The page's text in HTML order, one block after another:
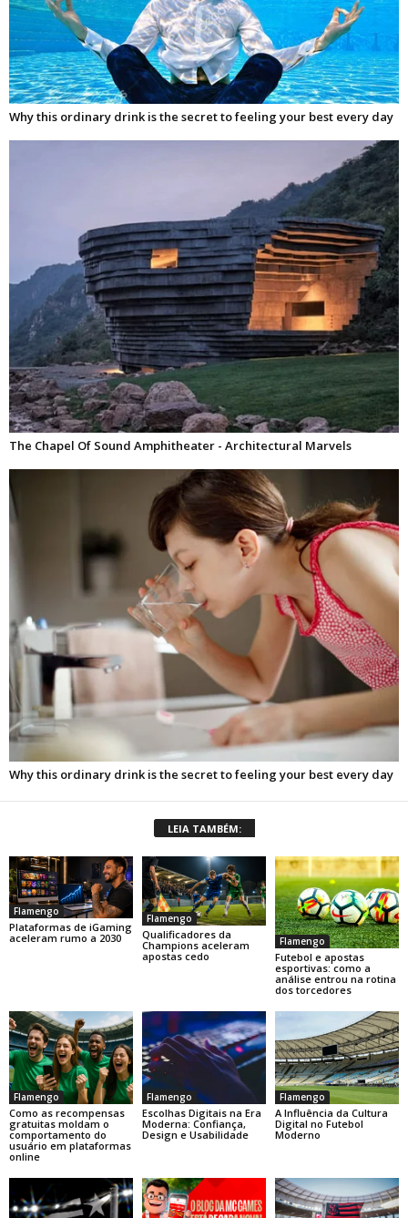
LEIA TAMBÉM:
Flamengo
Plataformas de iGaming
aceleram rumo a 2030
Flamengo
Qualificadores da
Champions aceleram
apostas cedo
Flamengo
Futebol e apostas
esportivas: como a
análise entrou na rotina
dos torcedores
Flamengo
Como as recompensas
gratuitas moldam o
comportamento do
usuário em plataformas
online
Flamengo
Escolhas Digitais na Era
Moderna: Confiança,
Design e Usabilidade
Flamengo
A Influência da Cultura
Digital no Futebol
Moderno